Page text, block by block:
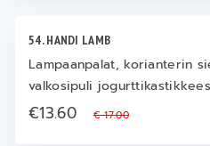
54. HANDI LAMB
Lampaanpalat, korianterin
valkosipuli
€13.60€ 17.00